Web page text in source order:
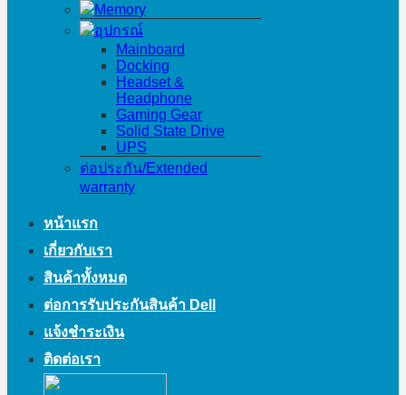
Memory
อุปกรณ์
Mainboard
Docking
Headset &
Headphone
Gaming Gear
Solid State Drive
UPS
ต่อประกัน/Extended
warranty
หน้าแรก
เกี่ยวกับเรา
สินค้าทั้งหมด
ต่อการรับประกันสินค้า Dell
แจ้งชำระเงิน
ติดต่อเรา